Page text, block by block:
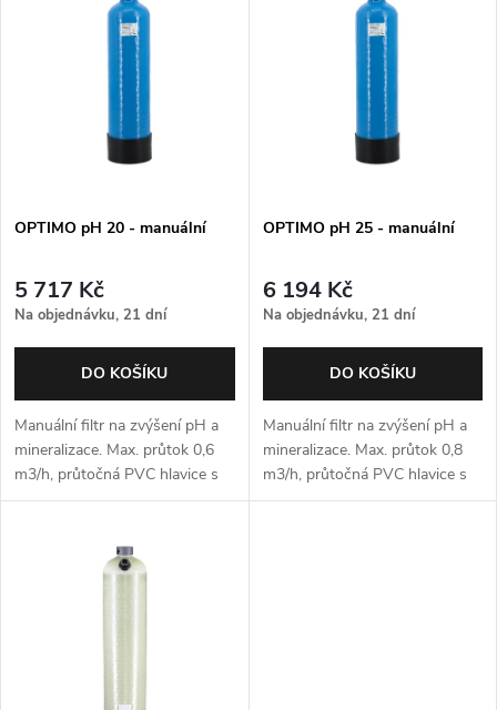
r
o
d
u
k
p
r
o
u
k
OPTIMO pH 20 - manuální
5 717 Kč
Na objednávku, 21 dní
DO KOŠÍKU
Manuální filtr na zvýšení pH a
mineralizace. Max. průtok 0,6
m3/h, průtočná PVC hlavice s
3/4" přípojkami
OPTIMO pH 25 - manuální
6 194 Kč
Na objednávku, 21 dní
DO KOŠÍKU
Manuální filtr na zvýšení pH a
mineralizace. Max. průtok 0,8
m3/h, průtočná PVC hlavice s
3/4" přípojkami